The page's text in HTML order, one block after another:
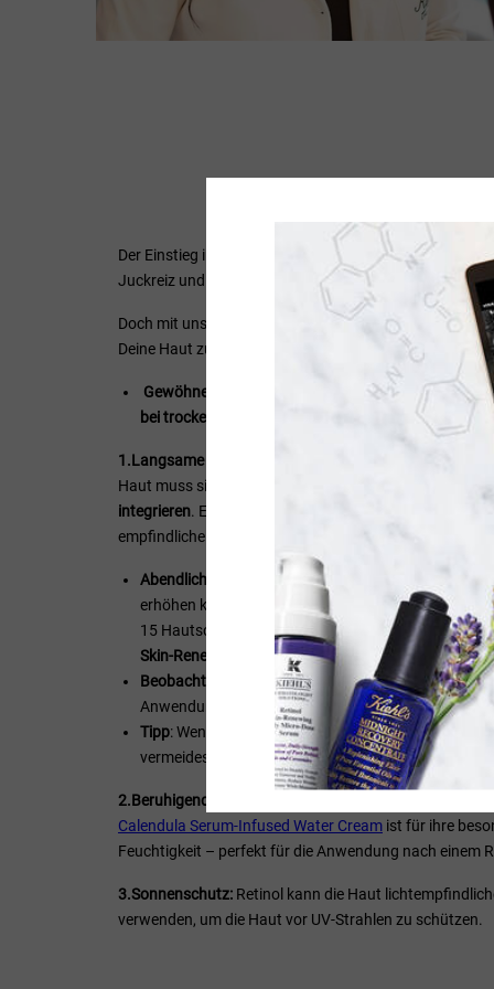
2. Wie
Der Einstieg in eine Retinol-Routine kann besonders
Juckreiz und Brennen führen – auch bekannt als
Doch mit unseren Hautpflegeprodukten und
Deine Haut zu überfordern oder zu reizen.
Gewöhne Deine Haut langsam an Retinol: Starte
bei trockener und empfindlicher Haut
1.Langsame Steigerung der Konzentration: Für
Haut muss sich erst daran gewöhnen, bevor Du die
integrieren. Ein Serum, wie das Retinol Skin-Renewing
empfindliche Haut – entwickelt wurde.
Abendliche Anwendung : Zu Beginn der
erhöhen können. Zudem unterstützen siedie
15 Hautschichten tief in die Haut ein – für
Skin-Renewing Daily Micro-Dose Serum,das
Beobachtung der Hautreaktion
: Behalte Deine
Anwendung sowie die Konzentration reduzieren.
Tipp: Wenn Du eine Augencreme und ein
vermeidest Du eine versehentliche Überdosierung.
2.Beruhigende Feuchtigkeitspflege
Calendula Serum-Infused Water Cream ist für ihre
Feuchtigkeit – perfekt für die Anwendung nach einem
3.Sonnenschutz: Retinol kann die Haut
verwenden, um die Haut vor UV-Strahlen zu schützen.